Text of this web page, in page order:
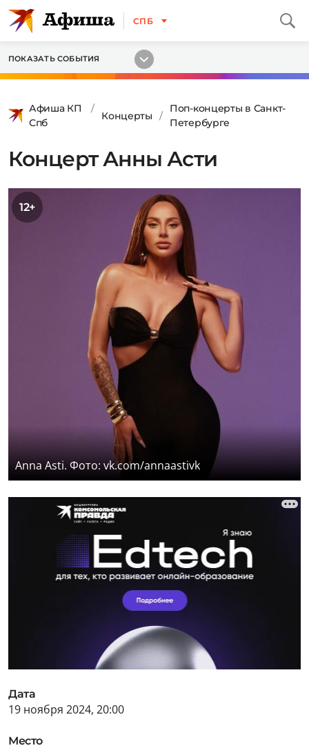
СПБ
ПОКАЗАТЬ СОБЫТИЯ
Афиша КП
Спб
Концерты
Поп-концерты в Санкт-
Петербурге
Концерт Анны Асти
12+
Anna Asti. Фото: vk.com/annaastivk
Дата
19 ноября 2024, 20:00
Место